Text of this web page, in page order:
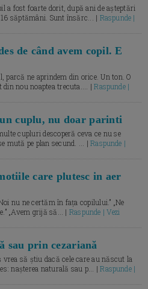
a fost foarte dorit, după ani de așteptări
săptămâni. Sunt însărc... | Raspunde |
de când avem copil. E
parcă ne aprindem din orice. Un ton. O
din nou noaptea trecuta.... |Raspunde |
cuplu, nu doar parinti
cupluri descoperă ceva ce nu se
mută pe plan secund. ... |Raspunde |
care plutesc in aer
nu ne certăm în fața copilului.” „Ne
„Avem grijă să... | Raspunde | Vezi
sau prin cezariană
să știu dacă cele care au născut la
nașterea naturală sau p... |Raspunde |